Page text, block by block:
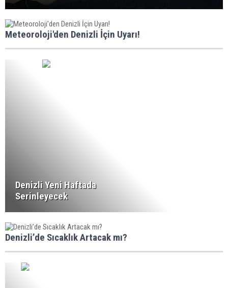
Meteoroloji'den Denizli İçin Uyarı!
Denizli Yeni Haftada
Serinleyecek
Denizli’de Sıcaklık Artacak mı?